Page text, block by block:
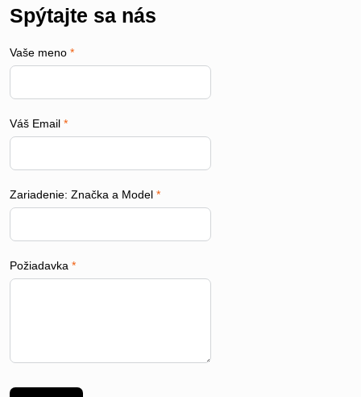
Spýtajte sa nás
Vaše meno *
Váš Email *
Zariadenie: Značka a Model *
Požiadavka *